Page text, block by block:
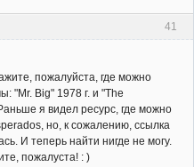
41
пожалуйста, где можно
"Mr. Big" 1978 г. и "The
я видел ресурс, где можно
но, к сожалению, ссылка
И теперь найти нигде не могу.
пожалуста! : )